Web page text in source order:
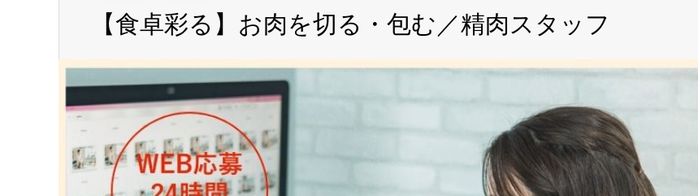
【食卓彩る】お肉を切る・包む／精肉スタッフ